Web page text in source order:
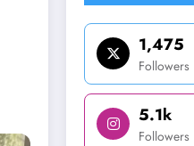
1,475
Followers
5.1k
Followers